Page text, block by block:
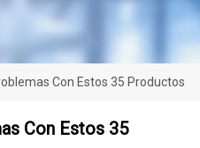
Con Estos 35 Productos
Con Estos 35